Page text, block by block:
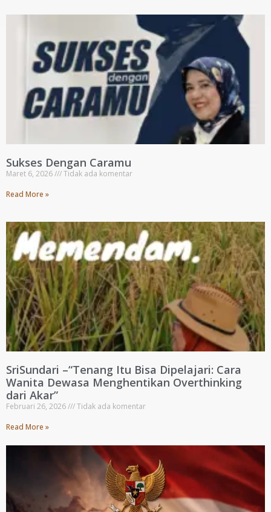
Sukses Dengan Caramu
Maret 6, 2026
Tidak ada komentar
Read More »
SriSundari –“Tenang Itu Bisa Dipelajari: Cara
Wanita Dewasa Menghentikan Overthinking
dari Akar”
Februari 26, 2026
Tidak ada komentar
Read More »